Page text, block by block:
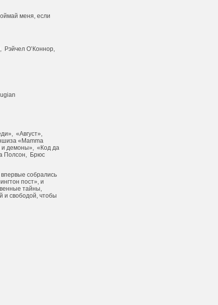
меня, если
Рэйчел О’Коннор,
«Август»,
«Mamma
и демоны», «Код да
Полсон, Брюс
собрались
пост», и
тайны,
и свободой, чтобы